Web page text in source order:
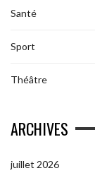
Santé
Sport
Théâtre
ARCHIVES
juillet 2026